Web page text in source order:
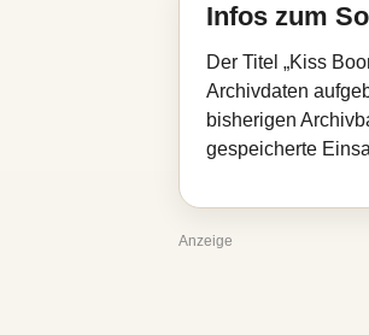
Infos zum
Der Titel „Kiss
Archivdaten
bisherigen
gespeicherte
Anzeige